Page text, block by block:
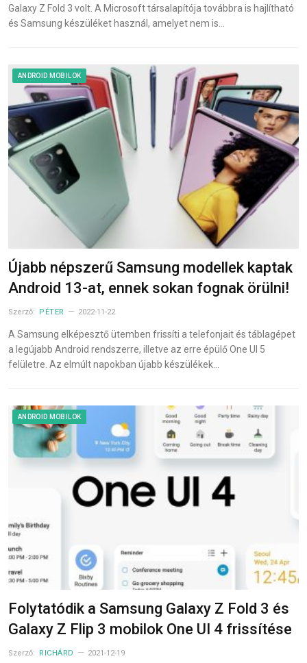
Galaxy Z Fold 3 volt. A Microsoft társalapítója továbbra is hajlítható
és Samsung készüléket használ, amelyet nem is…
ANDROID MOBILOK
Újabb népszerű Samsung modellek kaptak
Android 13-at, ennek sokan fognak örülni!
Szerző: PÉTER 2022-11-22
A Samsung elképesztő ütemben frissíti a telefonjait és táblagépet
a legújabb Android rendszerre, illetve az erre épülő One UI 5
felületre. Az elmúlt napokban újabb készülékek…
ANDROID MOBILOK
Folytatódik a Samsung Galaxy Z Fold 3 és
Galaxy Z Flip 3 mobilok One UI 4 frissítése
Szerző: RICHÁRD 2021-12-19